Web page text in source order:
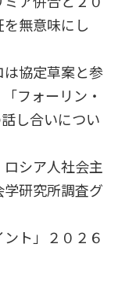
無意味にし
は協定草案と参
フォーリン・
し合いについ
ロシア人社会主
研究所調査グ
ント」２０２６